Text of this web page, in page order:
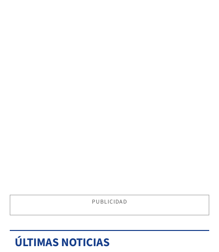
PUBLICIDAD
ÚLTIMAS NOTICIAS